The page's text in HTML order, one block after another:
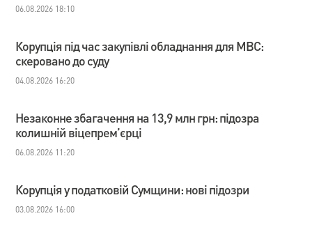
06.08.2026 18:10
Корупція під час закупівлі обладнання для МВС:
скеровано до суду
04.08.2026 16:20
Незаконне збагачення на 13,9 млн грн: підозра
колишній віцепрем’єрці
06.08.2026 11:20
Корупція у податковій Сумщини: нові підозри
03.08.2026 16:00